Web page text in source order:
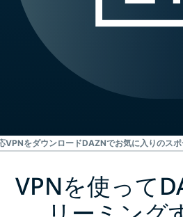
VPNをダウンロードDAZNでお気に入りのスポ
VPNを使ってDAZNをストリー
VPNを使って